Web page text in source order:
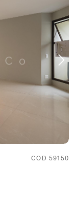
COD 59150